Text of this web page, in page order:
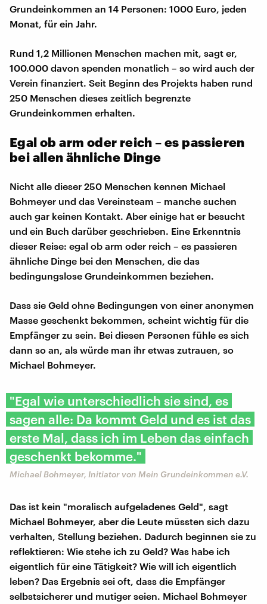
Grundeinkommen an 14 Personen: 1000 Euro, jeden
Monat, für ein Jahr.
Rund 1,2 Millionen Menschen machen mit, sagt er,
100.000 davon spenden monatlich – so wird auch der
Verein finanziert. Seit Beginn des Projekts haben rund
250 Menschen dieses zeitlich begrenzte
Grundeinkommen erhalten.
Egal ob arm oder reich – es passieren
bei allen ähnliche Dinge
Nicht alle dieser 250 Menschen kennen Michael
Bohmeyer und das Vereinsteam – manche suchen
auch gar keinen Kontakt. Aber einige hat er besucht
und ein Buch darüber geschrieben. Eine Erkenntnis
dieser Reise: egal ob arm oder reich – es passieren
ähnliche Dinge bei den Menschen, die das
bedingungslose Grundeinkommen beziehen.
Dass sie Geld ohne Bedingungen von einer anonymen
Masse geschenkt bekommen, scheint wichtig für die
Empfänger zu sein. Bei diesen Personen fühle es sich
dann so an, als würde man ihr etwas zutrauen, so
Michael Bohmeyer.
"Egal wie unterschiedlich sie sind, es
sagen alle: Da kommt Geld und es ist das
erste Mal, dass ich im Leben das einfach
geschenkt bekomme."
Michael Bohmeyer, Initiator von Mein Grundeinkommen e.V.
Das ist kein "moralisch aufgeladenes Geld", sagt
Michael Bohmeyer, aber die Leute müssten sich dazu
verhalten, Stellung beziehen. Dadurch beginnen sie zu
reflektieren: Wie stehe ich zu Geld? Was habe ich
eigentlich für eine Tätigkeit? Wie will ich eigentlich
leben? Das Ergebnis sei oft, dass die Empfänger
selbstsicherer und mutiger seien. Michael Bohmeyer